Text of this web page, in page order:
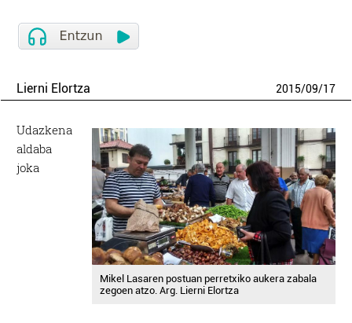
Lierni Elortza 2015/09/17
Mikel Lasaren postuan perretxiko aukera zabala
zegoen atzo. Arg. Lierni Elortza
Udazkena
aldaba
joka